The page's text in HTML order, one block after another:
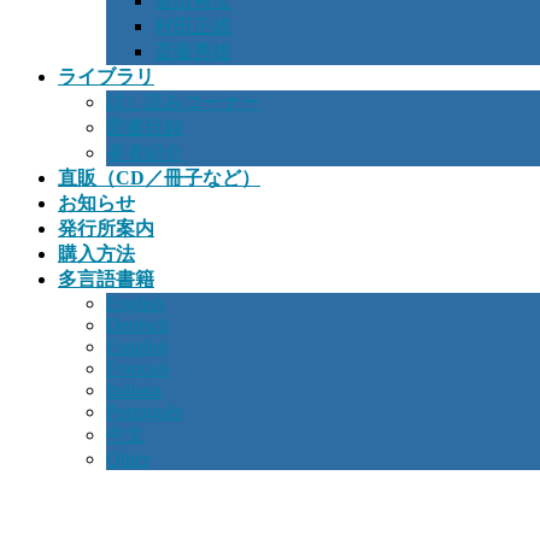
村田正雄
斎藤秀雄
ライブラリ
試し読みコーナー
図書目録
著者紹介
直販（CD／冊子など）
お知らせ
発行所案内
購入方法
多言語書籍
English
Deutsch
Español
Français
Italiana
Português
中文
Other